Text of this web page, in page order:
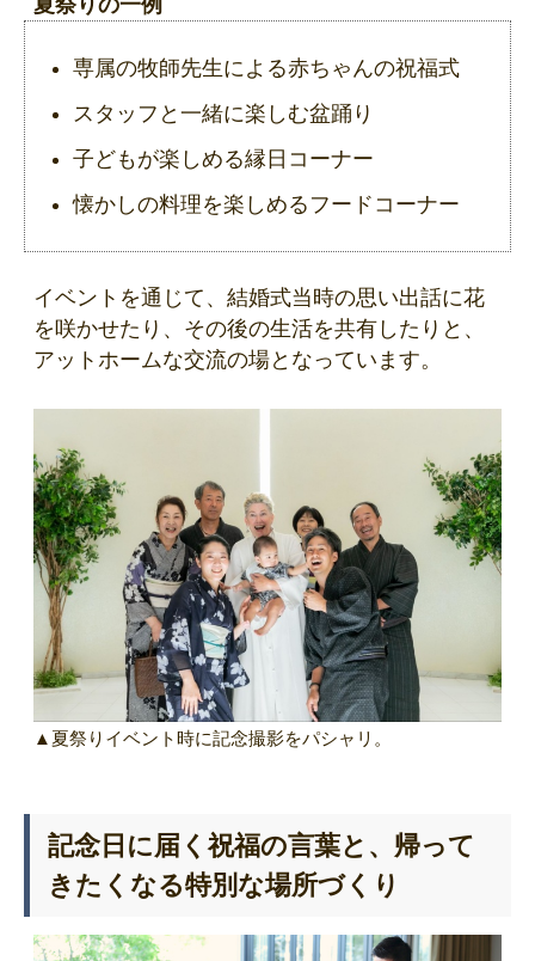
夏祭りの一例
専属の牧師先生による赤ちゃんの祝福式
スタッフと一緒に楽しむ盆踊り
子どもが楽しめる縁日コーナー
懐かしの料理を楽しめるフードコーナー
イベントを通じて、結婚式当時の思い出話に花
を咲かせたり、その後の生活を共有したりと、
アットホームな交流の場となっています。
▲夏祭りイベント時に記念撮影をパシャリ。
記念日に届く祝福の言葉と、帰って
きたくなる特別な場所づくり